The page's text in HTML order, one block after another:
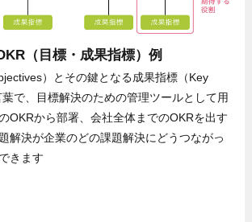
（目標・成果指標）例
）とその鍵となる成果指標（Key
で、目標解決のための管理ツールとして用
OKRから部署、会社全体までのOKRを出す
解決が企業のどの課題解決にどうつながっ
きます